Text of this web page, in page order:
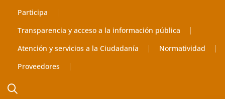
Participa
Transparencia y acceso a la información pública
Atención y servicios a la Ciudadanía
Normatividad
Proveedores